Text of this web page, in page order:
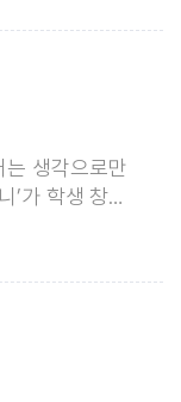
생각으로만
’가 학생 창업